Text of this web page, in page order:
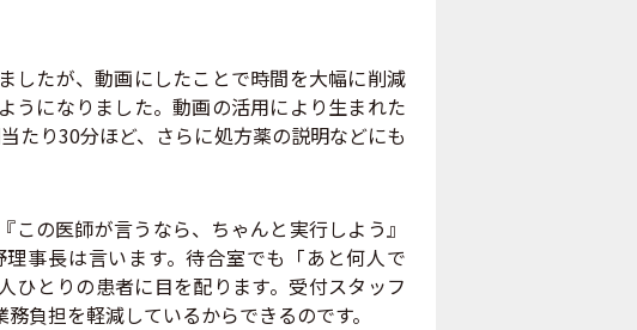
したが、動画にしたことで時間を大幅に削減
うになりました。動画の活用により生まれた
たり30分ほど、さらに処方薬の説明などにも
の医師が言うなら、ちゃんと実行しよう』
事長は言います。待合室でも「あと何人で
ひとりの患者に目を配ります。受付スタッフ
負担を軽減しているからできるのです。